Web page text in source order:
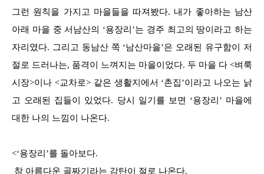
그런 원칙을 가지고 마을들을 따져봤다. 내가 좋아하는 남산
아래 마을 중 서남산의 ‘용장리’는 경주 최고의 땅이라고 하는
자리였다. 그리고 동남산 쪽 ‘남산마을’은 오래된 유구함이 저
절로 드러나는, 품격이 느껴지는 마을이었다. 두 마을 다 <벼룩
시장>이나 <교차로> 같은 생활지에서 ‘촌집’이라고 나오는 낡
고 오래된 집들이 있었다. 당시 일기를 보면 ‘용장리’ 마을에
대한 나의 느낌이 나온다.
<‘용장리’를 돌아보다.
참 아름다운 골짜기라는 감탄이 절로 나온다.